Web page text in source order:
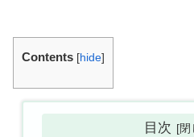
Contents [hide]
目次